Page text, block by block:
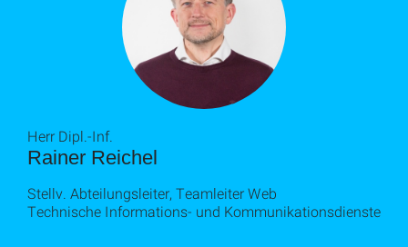
Rainer Reichel
Herr Dipl.-Inf.
Stellv. Abteilungsleiter, Teamleiter Web
Technische Informations- und Kommunikationsdienste